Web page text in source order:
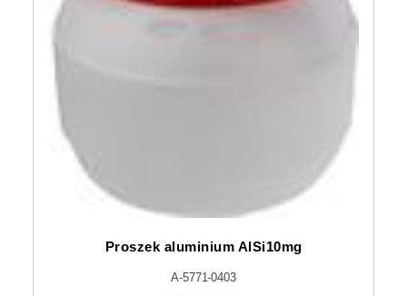
Proszek aluminium AlSi10mg
A-5771-0403